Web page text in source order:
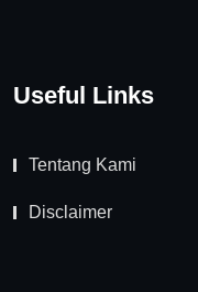
Useful Links
Tentang Kami
Disclaimer